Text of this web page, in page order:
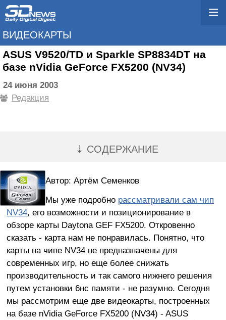
ВИДЕОКАРТЫ
ASUS V9520/TD и Sparkle SP8834DT на
базе nVidia GeForce FX5200 (NV34)
24 июня 2003
Редакция
⇣ СОДЕРЖАНИЕ
Автор: Артём Семенков
Мы уже подробно рассматривали сам чип
NV34, его возможности и позиционирование в
обзоре карты Daytona GEF FX5200. Откровенно
сказать - карта нам не понравилась. Понятно, что
карты на чипе NV34 не предназначены для
современных игр, но еще более снижать
производительность и так самого нижнего решения
путем установки 6нс памяти - не разумно. Сегодня
мы рассмотрим еще две видеокарты, построенных
на базе nVidia GeForce FX5200 (NV34) - ASUS